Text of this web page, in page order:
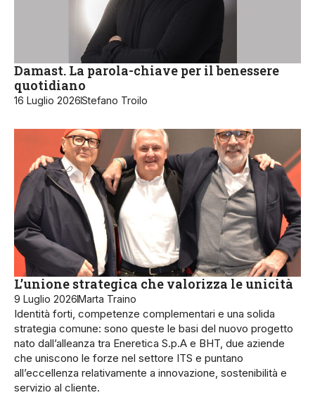
Damast. La parola-chiave per il benessere
quotidiano
16 Luglio 2026Stefano Troilo
L’unione strategica che valorizza le unicità
9 Luglio 2026Marta Traino
Identità forti, competenze complementari e una solida
strategia comune: sono queste le basi del nuovo progetto
nato dall’alleanza tra Eneretica S.p.A e BHT, due aziende
che uniscono le forze nel settore ITS e puntano
all’eccellenza relativamente a innovazione, sostenibilità e
servizio al cliente.